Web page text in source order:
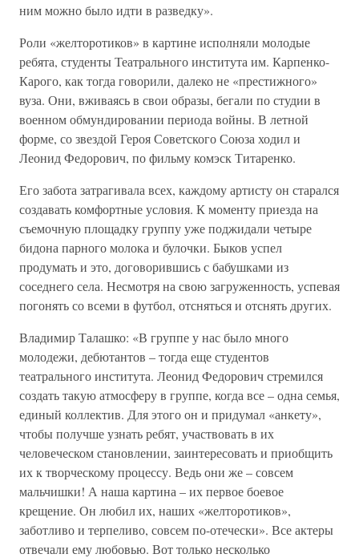
ним можно было идти в разведку».
Роли «желторотиков» в картине исполняли молодые
ребята, студенты Театрального института им. Карпенко-
Карого, как тогда говорили, далеко не «престижного»
вуза. Они, вживаясь в свои образы, бегали по студии в
военном обмундировании периода войны. В летной
форме, со звездой Героя Советского Союза ходил и
Леонид Федорович, по фильму комэск Титаренко.
Его забота затрагивала всех, каждому артисту он старался
создавать комфортные условия. К моменту приезда на
съемочную площадку группу уже поджидали четыре
бидона парного молока и булочки. Быков успел
продумать и это, договорившись с бабушками из
соседнего села. Несмотря на свою загруженность, успевая
погонять со всеми в футбол, отсняться и отснять других.
Владимир Талашко: «В группе у нас было много
молодежи, дебютантов – тогда еще студентов
театрального института. Леонид Федорович стремился
создать такую атмосферу в группе, когда все – одна семья,
единый коллектив. Для этого он и придумал «анкету»,
чтобы получше узнать ребят, участвовать в их
человеческом становлении, заинтересовать и приобщить
их к творческому процессу. Ведь они же – совсем
мальчишки! А наша картина – их первое боевое
крещение. Он любил их, наших «желторотиков»,
заботливо и терпеливо, совсем по-отечески». Все актеры
отвечали ему любовью. Вот только несколько